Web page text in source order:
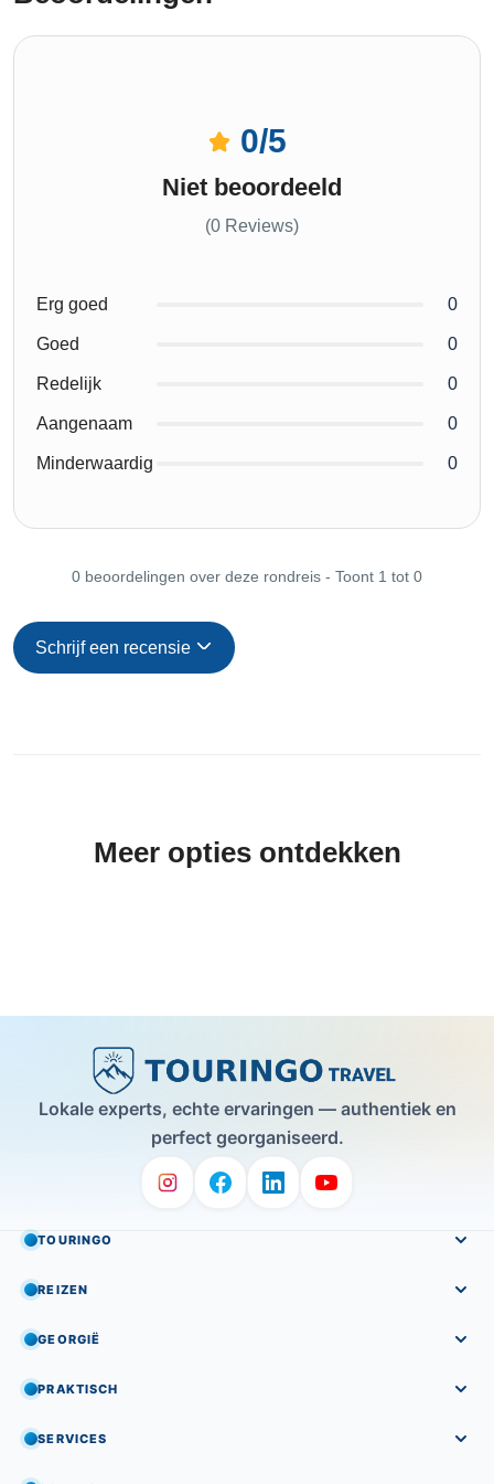
0/5
Niet beoordeeld
(0 Reviews)
Erg goed 0
Goed 0
Redelijk 0
Aangenaam 0
Minderwaardig 0
0 beoordelingen over deze rondreis - Toont 1 tot 0
Schrijf een recensie
Meer opties ontdekken
Lokale experts, echte ervaringen — authentiek en
perfect georganiseerd.
TOURINGO
REIZEN
GEORGIË
PRAKTISCH
SERVICES